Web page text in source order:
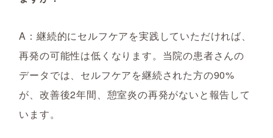
A：継続的にセルフケアを実践していただければ、
再発の可能性は低くなります。当院の患者さんの
データでは、セルフケアを継続された方の90%
が、改善後2年間、憩室炎の再発がないと報告して
います。